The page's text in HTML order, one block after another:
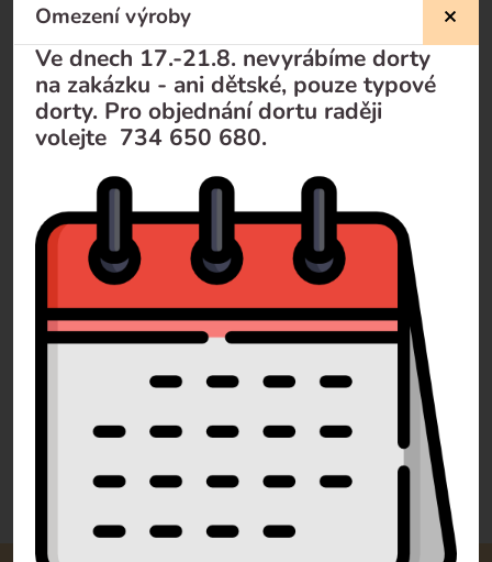
990Kč
- +
Nevíte si rady?
Pomůžeme Vám
Volejte
+420 732 729 300
Pište
Omezení výroby
Ve dnech 17.-21.8. nevyrábíme dorty
na zakázku - ani dětské, pouze typové
dorty. Pro objednání dortu raději
volejte 734 650 680.